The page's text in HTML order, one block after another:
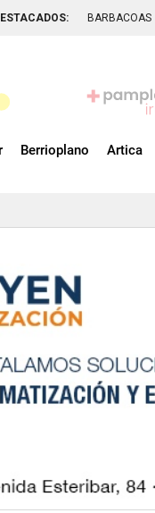
BARBACOAS
Berrioplano Artica